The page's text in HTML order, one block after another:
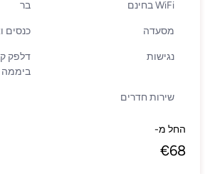
WiFi בחינם בר
מסעדה כנסים
נגישות
ביממה
שירות חדרים
החל מ-
€68